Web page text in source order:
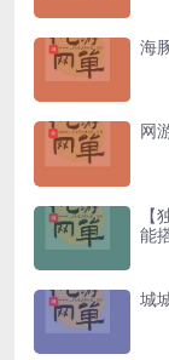
海
网
能
城